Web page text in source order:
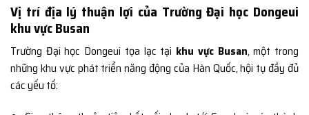
Vị trí địa lý thuận lợi của Trường Đại học Dongeui
khu vực Busan
Trường Đại học Dongeui tọa lạc tại khu vực Busan, một trong
những khu vực phát triển năng động của Hàn Quốc, hội tụ đầy đủ
các yếu tố: